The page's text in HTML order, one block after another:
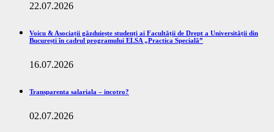
22.07.2026
Voicu & Asociații găzduiește studenți ai Facultății de Drept a Universității din
București în cadrul programului ELSA „Practica Specială”
16.07.2026
Transparenta salariala – incotro?
02.07.2026